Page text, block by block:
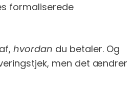
formaliserede
hvordan du betaler. Og
men det ændrer